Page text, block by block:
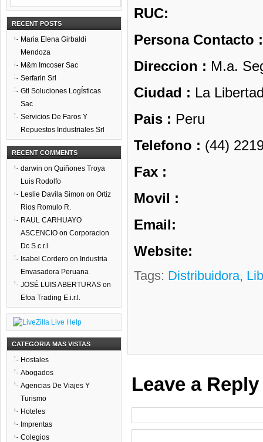
RUC:
Persona Contacto :
Direccion : M.a.
Ciudad : La
Pais : Peru
Telefono : (44)
Fax :
Movil :
Email:
Website:
Tags: Distribuidora,
Leave a Reply
RECENT POSTS
Maria Elena Girbaldi
Mendoza
M&m Imcoser Sac
Serfarin Srl
Gtl Soluciones LogÍsticas
Sac
Servicios De Faros Y
Repuestos Industriales Srl
RECENT COMMENTS
darwin on Quiñones Troya
Luis Rodolfo
Leslie Davila Simon on Ortiz
Rios Romulo R.
RAUL CARHUAYO
ASCENCIO on Corporacion
Dc S.c.r.l.
Isabel Cordero on Industria
Envasadora Peruana
JOSÉ LUIS ABERTURAS on
Efoa Trading E.i.r.l.
CATEGORIA MAS VISTAS
Hostales
Abogados
Agencias De Viajes Y
Turismo
Hoteles
Imprentas
Colegios